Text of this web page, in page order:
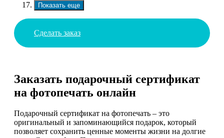
Показать еще
Сделать заказ
Заказать подарочный сертификат
на фотопечать онлайн
Подарочный сертификат на фотопечать – это
оригинальный и запоминающийся подарок, который
позволяет сохранить ценные моменты жизни на долгие